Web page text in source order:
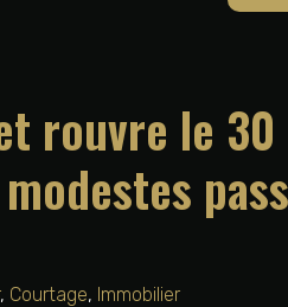
rouvre le 30
, Courtage, Immobilier